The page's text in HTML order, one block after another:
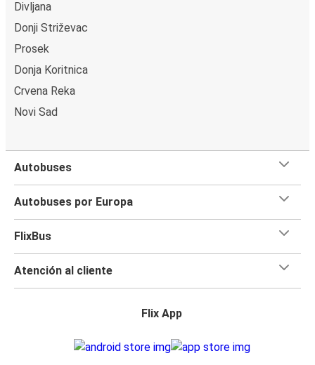
Divljana
Donji Striževac
Prosek
Donja Koritnica
Crvena Reka
Novi Sad
Autobuses
Autobuses por Europa
FlixBus
Atención al cliente
Flix App